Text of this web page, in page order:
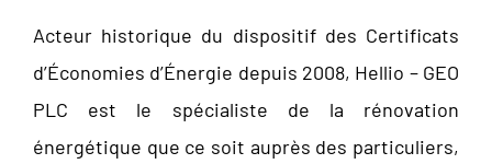
Acteur historique du dispositif des Certificats
d’Économies d’Énergie depuis 2008, Hellio – GEO
PLC est le spécialiste de la rénovation
énergétique que ce soit auprès des particuliers,